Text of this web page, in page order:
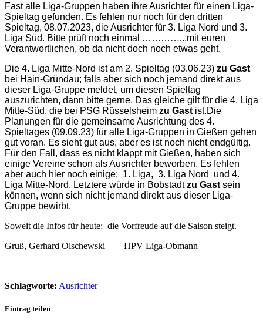
Fast alle Liga-Gruppen haben ihre Ausrichter für einen Liga-
Spieltag gefunden. Es fehlen nur noch für den dritten
Spieltag, 08.07.2023, die Ausrichter für 3. Liga Nord und 3.
Liga Süd. Bitte prüft noch einmal …………...mit euren
Verantwortlichen, ob da nicht doch noch etwas geht.
Die 4. Liga Mitte-Nord ist am 2. Spieltag (03.06.23) zu Gast
bei Hain-Gründau; falls aber sich noch jemand direkt aus
dieser Liga-Gruppe meldet, um diesen Spieltag
auszurichten, dann bitte gerne. Das gleiche gilt für die 4. Liga
Mitte-Süd, die bei PSG Rüsselsheim zu Gast ist.Die
Planungen für die gemeinsame Ausrichtung des 4.
Spieltages (09.09.23) für alle Liga-Gruppen in Gießen gehen
gut voran. Es sieht gut aus, aber es ist noch nicht endgültig.
Für den Fall, dass es nicht klappt mit Gießen, haben sich
einige Vereine schon als Ausrichter beworben. Es fehlen
aber auch hier noch einige: 1. Liga, 3. Liga Nord und 4.
Liga Mitte-Nord. Letztere würde in Bobstadtzu Gast sein
können, wenn sich nicht jemand direkt aus dieser Liga-
Gruppe bewirbt.
Soweit die Infos für heute; die Vorfreude auf die Saison steigt.
Gruß, Gerhard Olschewski – HPV Liga-Obmann –
Schlagworte: Ausrichter
Eintrag teilen